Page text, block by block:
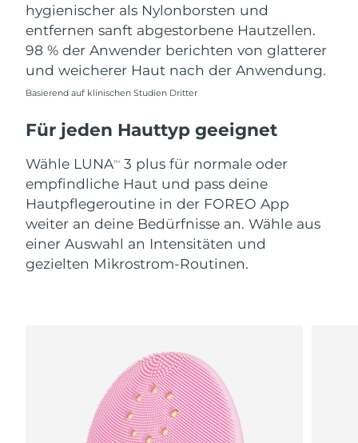
hygienischer als Nylonborsten und
entfernen sanft abgestorbene Hautzellen.
98 % der Anwender berichten von glatterer
und weicherer Haut nach der Anwendung.
Basierend auf klinischen Studien Dritter
Für jeden Hauttyp geeignet
Wähle LUNATM
3 plus für normale oder
empfindliche Haut und pass deine
Hautpflegeroutine in der FOREO App
weiter an deine Bedürfnisse an. Wähle aus
einer Auswahl an Intensitäten und
gezielten Mikrostrom-Routinen.
Usbekistan Erwartete Lieferung8/14/26
Vietnam Erwartete Lieferung